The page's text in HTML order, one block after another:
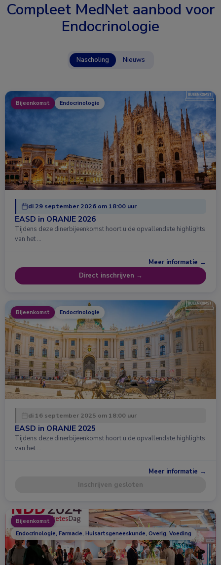
Compleet MedNet aanbod voor
Endocrinologie
Nascholing Nieuws
Bijeenkomst Endocrinologie
di 29 september 2026 om 18:00 uur
EASD in ORANJE 2026
Tijdens deze dinerbijeenkomst hoort u de opvallendste highlights
van het …
Meer informatie →
Direct inschrijven →
Bijeenkomst Endocrinologie
di 16 september 2025 om 18:00 uur
EASD in ORANJE 2025
Tijdens deze dinerbijeenkomst hoort u de opvallendste highlights
van het …
Meer informatie →
Inschrijven gesloten
Bijeenkomst
Endocrinologie, Farmacie, Huisartsgeneeskunde, Overig, Voeding